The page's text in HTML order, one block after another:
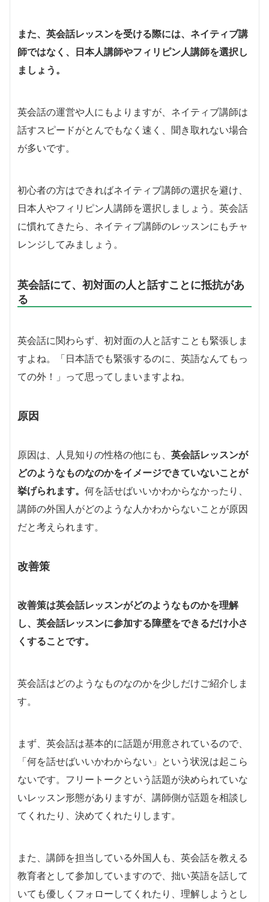
また、英会話レッスンを受ける際には、ネイティブ講
師ではなく、日本人講師やフィリピン人講師を選択し
ましょう。
英会話の運営や人にもよりますが、ネイティブ講師は
話すスピードがとんでもなく速く、聞き取れない場合
が多いです。
初心者の方はできればネイティブ講師の選択を避け、
日本人やフィリピン人講師を選択しましょう。英会話
に慣れてきたら、ネイティブ講師のレッスンにもチャ
レンジしてみましょう。
英会話にて、初対面の人と話すことに抵抗があ
る
英会話に関わらず、初対面の人と話すことも緊張しま
すよね。「日本語でも緊張するのに、英語なんてもっ
ての外！」って思ってしまいますよね。
原因
原因は、人見知りの性格の他にも、 英会話レッスンが
どのようなものなのかをイメージできていないことが
挙げられます。 何を話せばいいかわからなかったり、
講師の外国人がどのような人かわからないことが原因
だと考えられます。
改善策
改善策は英会話レッスンがどのようなものかを理解
し、英会話レッスンに参加する障壁をできるだけ小さ
くすることです。
英会話はどのようなものなのかを少しだけご紹介しま
す。
まず、英会話は基本的に話題が用意されているので、
「何を話せばいいかわからない」という状況は起こら
ないです。フリートークという話題が決められていな
いレッスン形態がありますが、講師側が話題を相談し
てくれたり、決めてくれたりします。
また、講師を担当している外国人も、英会話を教える
教育者として参加していますので、拙い英語を話して
いても優しくフォローしてくれたり、理解しようとし